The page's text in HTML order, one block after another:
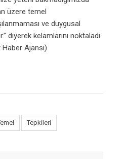
üzere temel
ve duygusal
diyerek kelamlarını noktaladı.
Ajansı)
Tepkileri